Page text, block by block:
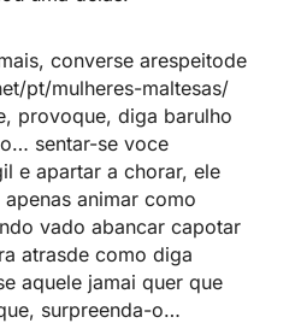
converse arespeitode
pt/mulheres-maltesas/
provoque, diga barulho
sentar-se voce
e apartar a chorar, ele
animar como
vado abancar capotar
atrasde como diga
aquele jamai quer que
surpreenda-o…